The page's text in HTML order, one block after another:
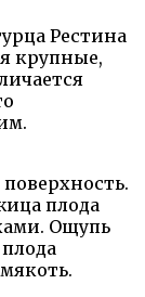
Рестина
крупные,
плода
Ощупь